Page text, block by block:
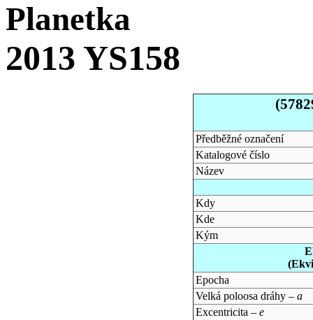
Planetka
2013 YS158
Předběžné označení
Katalogové číslo
Název
Kdy
Kde
Kým
Epocha
Velká poloosa dráhy – a
Excentricita – e